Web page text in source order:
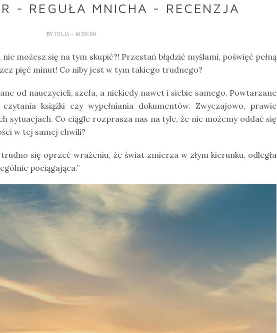
- REGUŁA MNICHA - RECENZJA
BY JULIA - 16:59:00
możesz się na tym skupić?! Przestań błądzić myślami, poświęć pełną
pięć minut! Co niby jest w tym takiego trudnego?
od nauczycieli, szefa, a niekiedy nawet i siebie samego. Powtarzane
książki czy wypełniania dokumentów. Zwyczajowo, prawie
sytuacjach. Co ciągle rozprasza nas na tyle, że nie możemy oddać się
w tej samej chwili?
się oprzeć wrażeniu, że świat zmierza w złym kierunku, odległa
pociągająca.”